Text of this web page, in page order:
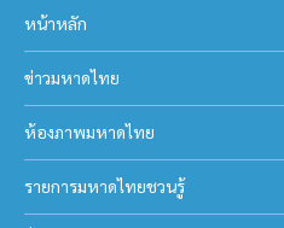
หน้าหลัก
ข่าวมหาดไทย
ห้องภาพมหาดไทย
รายการมหาดไทยชวนรู้